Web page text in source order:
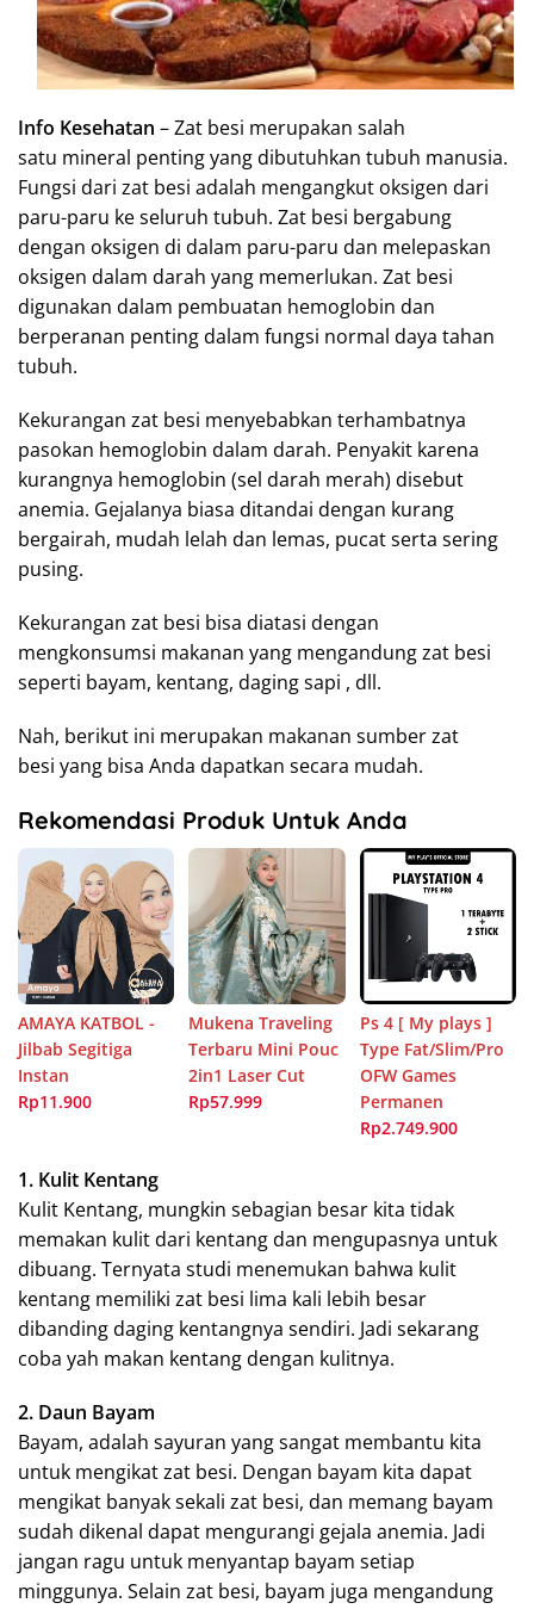
Info Kesehatan – Zat besi merupakan salah
satu mineral penting yang dibutuhkan tubuh manusia.
Fungsi dari zat besi adalah mengangkut oksigen dari
paru-paru ke seluruh tubuh. Zat besi bergabung
dengan oksigen di dalam paru-paru dan melepaskan
oksigen dalam darah yang memerlukan. Zat besi
digunakan dalam pembuatan hemoglobin dan
berperanan penting dalam fungsi normal daya tahan
tubuh.
Kekurangan zat besi menyebabkan terhambatnya
pasokan hemoglobin dalam darah. Penyakit karena
kurangnya hemoglobin (sel darah merah) disebut
anemia. Gejalanya biasa ditandai dengan kurang
bergairah, mudah lelah dan lemas, pucat serta sering
pusing.
Kekurangan zat besi bisa diatasi dengan
mengkonsumsi makanan yang mengandung zat besi
seperti bayam, kentang, daging sapi , dll.
Nah, berikut ini merupakan makanan sumber zat
besi yang bisa Anda dapatkan secara mudah.
Rekomendasi Produk Untuk Anda
AMAYA KATBOL -
Jilbab Segitiga
Instan
Rp11.900
Mukena Traveling
Terbaru Mini Pouc
2in1 Laser Cut
Rp57.999
Ps 4 [ My plays ]
Type Fat/Slim/Pro
OFW Games
Permanen
Rp2.749.900
1. Kulit Kentang
Kulit Kentang, mungkin sebagian besar kita tidak
memakan kulit dari kentang dan mengupasnya untuk
dibuang. Ternyata studi menemukan bahwa kulit
kentang memiliki zat besi lima kali lebih besar
dibanding daging kentangnya sendiri. Jadi sekarang
coba yah makan kentang dengan kulitnya.
2. Daun Bayam
Bayam, adalah sayuran yang sangat membantu kita
untuk mengikat zat besi. Dengan bayam kita dapat
mengikat banyak sekali zat besi, dan memang bayam
sudah dikenal dapat mengurangi gejala anemia. Jadi
jangan ragu untuk menyantap bayam setiap
minggunya. Selain zat besi, bayam juga mengandung